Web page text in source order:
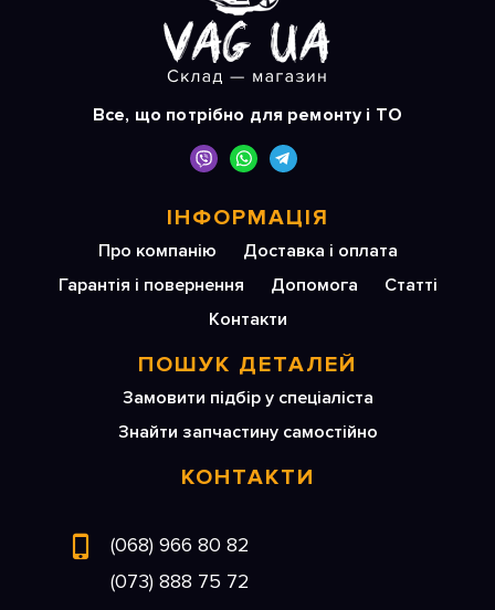
Все, що потрібно для ремонту і ТО
ІНФОРМАЦІЯ
Про компанію
Доставка і оплата
Гарантія і повернення
Допомога
Статті
Контакти
ПОШУК ДЕТАЛЕЙ
Замовити підбір у спеціаліста
Знайти запчастину самостійно
КОНТАКТИ
(068) 966 80 82
(073) 888 75 72